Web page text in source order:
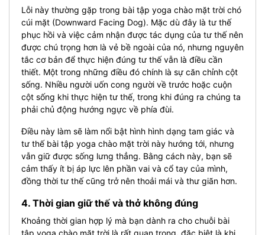
Lỗi này thường gặp trong bài tập yoga chào mặt trời chó
cúi mặt (Downward Facing Dog). Mặc dù đây là tư thế
phục hồi và việc cảm nhận được tác dụng của tư thế nên
được chú trọng hơn là vẻ bề ngoài của nó, nhưng nguyên
tắc cơ bản để thực hiện đúng tư thế vẫn là điều cần
thiết. Một trong những điều đó chính là sự căn chỉnh cột
sống. Nhiều người uốn cong người về trước hoặc cuộn
cột sống khi thực hiện tư thế, trong khi đúng ra chúng ta
phải chủ động hướng ngực về phía đùi.
Điều này làm sẽ làm nổi bật hình hình dạng tam giác và
tư thế bài tập yoga chào mặt trời này hướng tới, nhưng
vẫn giữ được sống lưng thẳng. Bằng cách này, bạn sẽ
cảm thấy ít bị áp lực lên phần vai và cổ tay của mình,
đồng thời tư thế cũng trở nên thoải mái và thư giãn hơn.
4. Thời gian giữ thế và thở không đúng
Khoảng thời gian hợp lý mà bạn dành ra cho chuỗi bài